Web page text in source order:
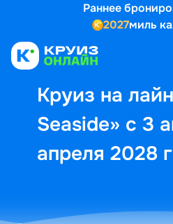
Раннее
2027миль
Круиз на
Seaside» с 3
апреля 2028
Выбор